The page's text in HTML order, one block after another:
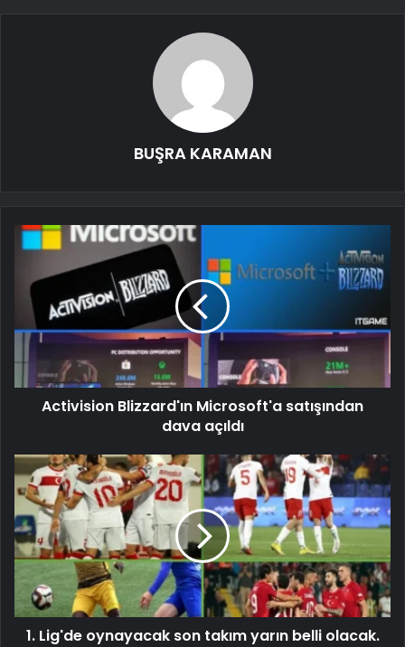
BUŞRA KARAMAN
Activision Blizzard'ın Microsoft'a satışından
dava açıldı
1. Lig'de oynayacak son takım yarın belli olacak.